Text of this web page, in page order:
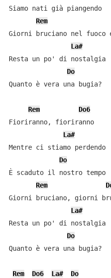
Siamo nati già piangendo
Rem
Giorni bruciano nel fuoco
La#
Resta un po' di nostalgia
Do
Quanto è vera una bugia?
Rem
Do6
Fioriranno, fioriranno
La#
Mentre ci stiamo perdendo
Do
È scaduto il nostro tempo
Rem
Giorni bruciano, giorni
La#
Resta un po' di nostalgia
Do
Quanto è vera una bugia?
Rem Do6 La#
Do